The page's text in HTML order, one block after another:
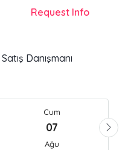
Request Info
Danışmanı
Cum
07
Ağu